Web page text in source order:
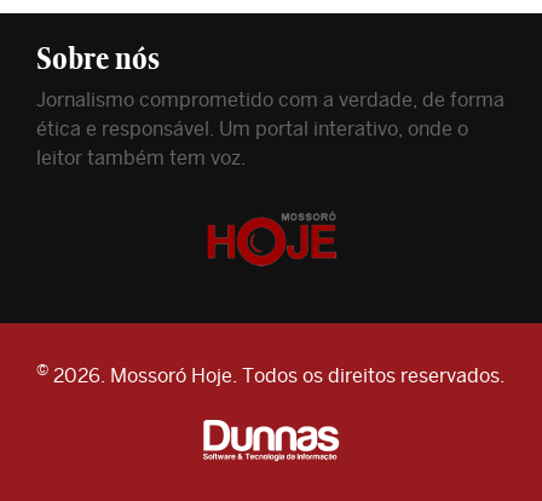
Sobre nós
Jornalismo comprometido com a verdade, de forma
ética e responsável. Um portal interativo, onde o
leitor também tem voz.
© 2026. Mossoró Hoje. Todos os direitos reservados.